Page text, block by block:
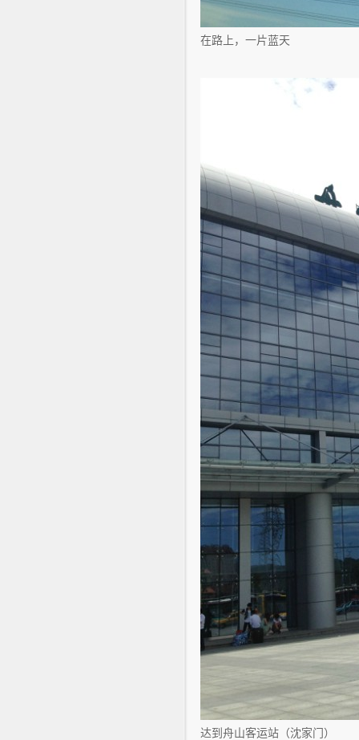
在路上，一片蓝天
达到舟山客运站（沈家门）